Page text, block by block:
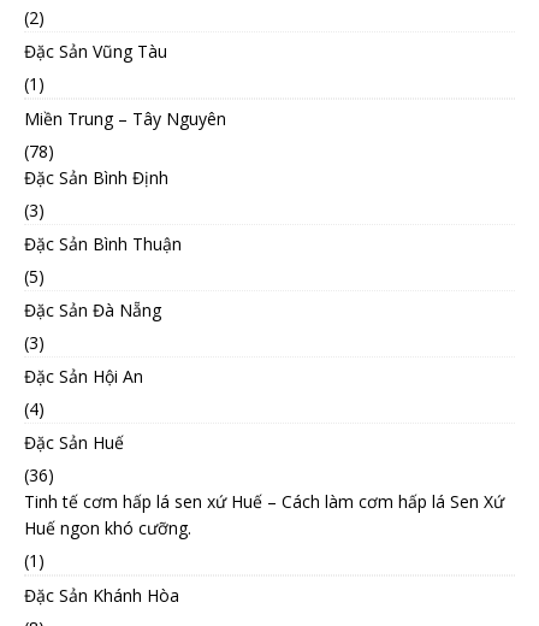
(2)
Đặc Sản Vũng Tàu
(1)
Miền Trung – Tây Nguyên
(78)
Đặc Sản Bình Định
(3)
Đặc Sản Bình Thuận
(5)
Đặc Sản Đà Nẵng
(3)
Đặc Sản Hội An
(4)
Đặc Sản Huế
(36)
Tinh tế cơm hấp lá sen xứ Huế – Cách làm cơm hấp lá Sen Xứ
Huế ngon khó cưỡng.
(1)
Đặc Sản Khánh Hòa